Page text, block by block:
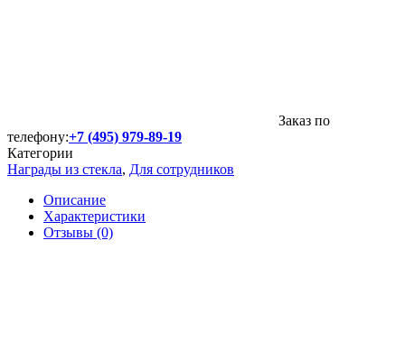
Заказ по
телефону:+7 (495) 979-89-19
Категории
Награды из стекла, Для сотрудников
Описание
Характеристики
Отзывы (0)